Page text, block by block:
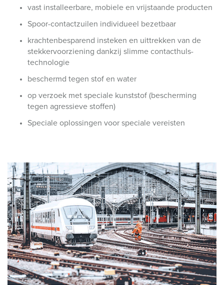
vast installeerbare, mobiele en vrijstaande producten
Spoor-contactzuilen individueel bezetbaar
krachtenbesparend insteken en uittrekken van de
stekkervoorziening dankzij slimme contacthuls-
technologie
beschermd tegen stof en water
op verzoek met speciale kunststof (bescherming
tegen agressieve stoffen)
Speciale oplossingen voor speciale vereisten